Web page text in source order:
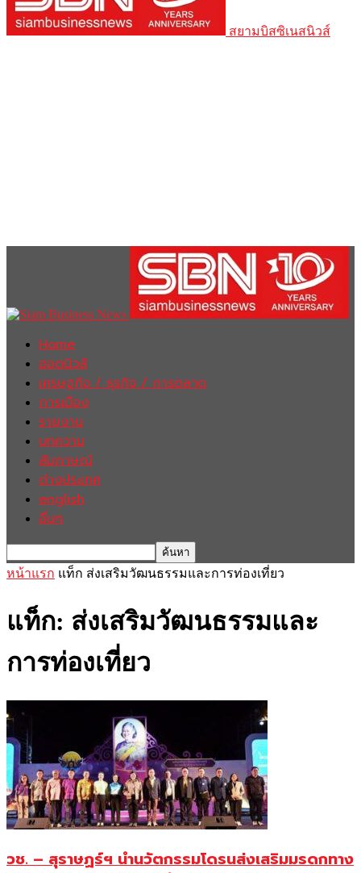
สยามบิสซิเนสนิวส์
Home
ฮอตนิวส์
เศรษฐกิจ / ธุรกิจ / การตลาด
การเมือง
รายงาน
บทความ
สัมภาษณ์
ต่างประเทศ
english
อื่นๆ
หน้าแรก แท็ก ส่งเสริมวัฒนธรรมและการท่องเที่ยว
แท็ก: ส่งเสริมวัฒนธรรมและ
การท่องเที่ยว
วช. – สุราษฏร์ฯ นำนวัตกรรมโดรนส่งเสริมมรดกทาง